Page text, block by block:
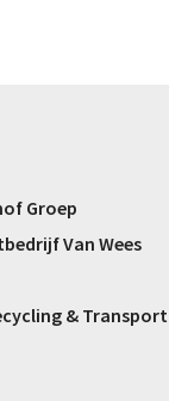
Groep
Van Wees
& Transport